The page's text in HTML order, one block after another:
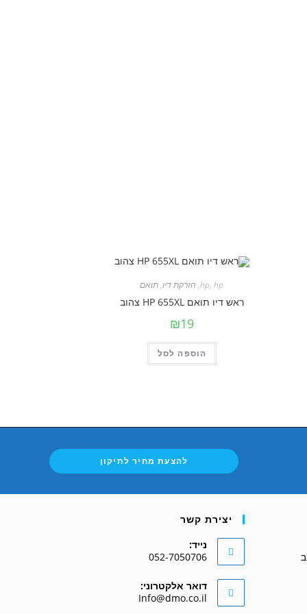
hp,hp
, הזרקת דיו,תואם
ראש דיו תואם HP 655XL צהוב
₪19
הוספה לסל
להצעת מחיר לתיקון
יצירת קשר
נייד:
052-7050706
in
your
דואר אלקטרוני:
Info@dmo.co.il